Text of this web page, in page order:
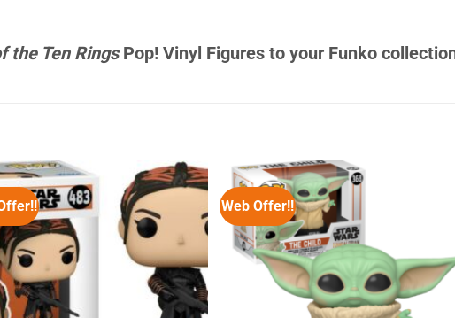
the Ten RingsPop! Vinyl Figures to your Funko
Web Offer!!